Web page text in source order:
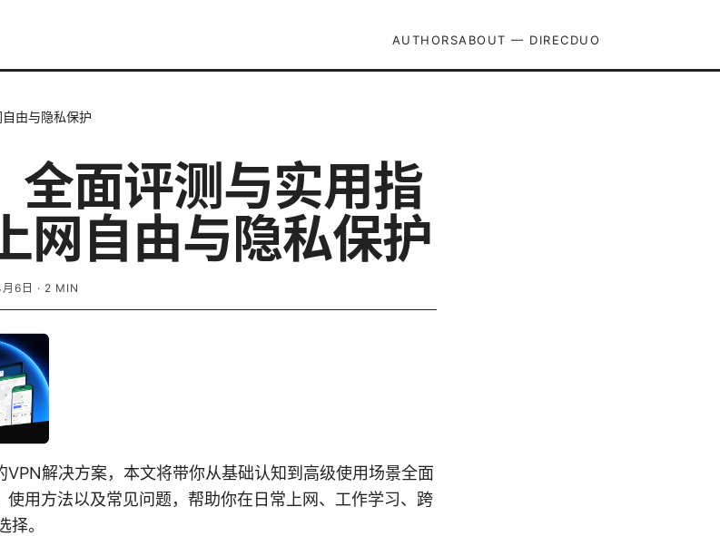
AUTHORSABOUT — DIRECDUO
由与隐私保护
全面评测与实用指
网自由与隐私保护
6日 · 2 MIN
解决方案，本文将带你从基础认知到高级使用场景全面
用方法以及常见问题，帮助你在日常上网、工作学习、跨
。